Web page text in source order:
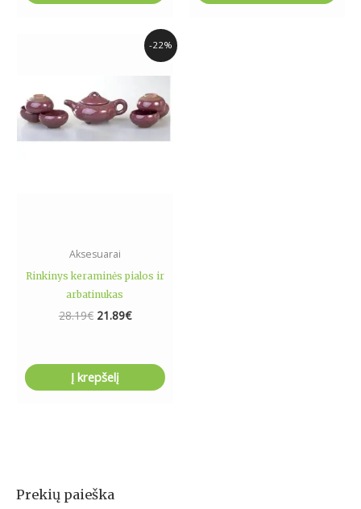
Prekių paieška
I
-22%
Aksesuarai
Rinkinys keraminės pialos ir
arbatinukas
28.19€ 21.89€
Current
price
21.89€.
Į krepšelį